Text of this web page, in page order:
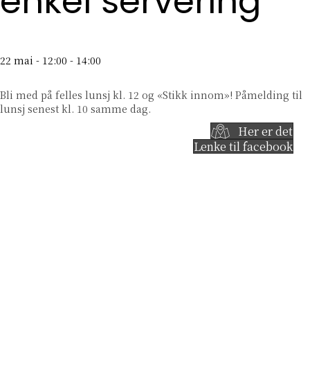
22 mai - 12:00 - 14:00
Bli med på felles lunsj kl. 12 og «Stikk innom»! Påmelding til
lunsj senest kl. 10 samme dag.
Her er det
Lenke til facebook